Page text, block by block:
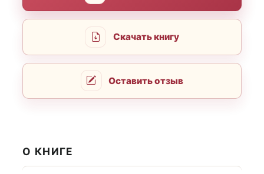
Скачать книгу
Оставить отзыв
О КНИГЕ